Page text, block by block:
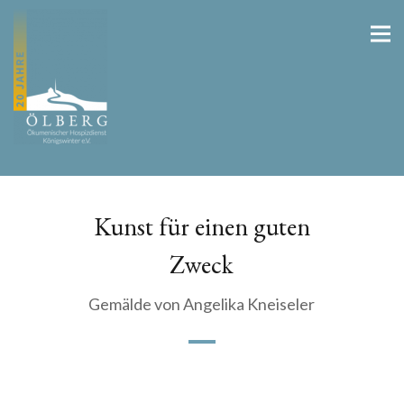
Kunst für einen guten
Zweck
Gemälde von Angelika Kneiseler